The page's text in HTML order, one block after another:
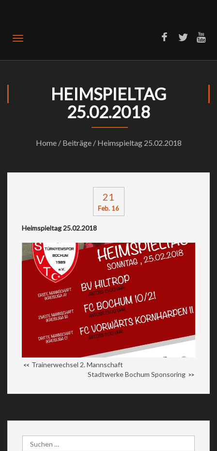
HEIMSPIELTAG
25.02.2018
Home/ Beiträge/ Heimspieltag 25.02.2018
21
Feb. 16
Heimspieltag 25.02.2018
<< Trainerwechsel 2. Mannschaft
Stadtwerke Bochum Sponsoring >>